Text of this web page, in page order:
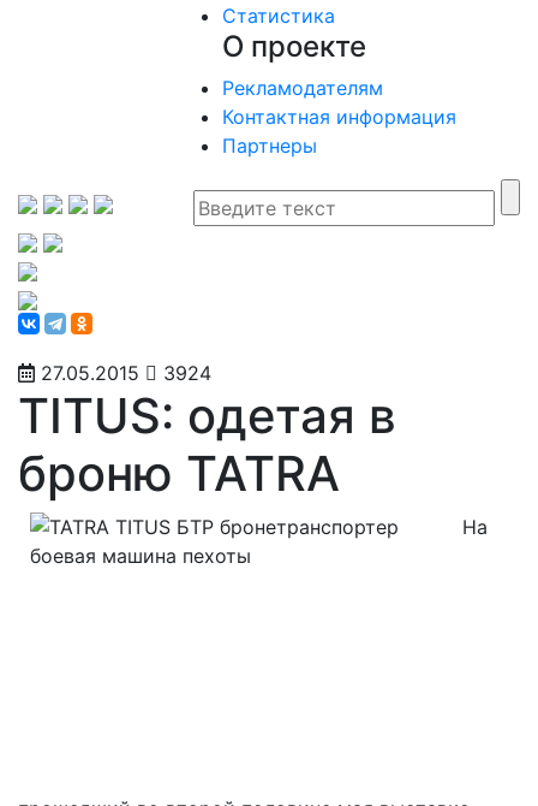
Статистика
О проекте
Рекламодателям
Контактная информация
Партнеры
27.05.2015 3924
TITUS: одетая в
броню TATRA
На